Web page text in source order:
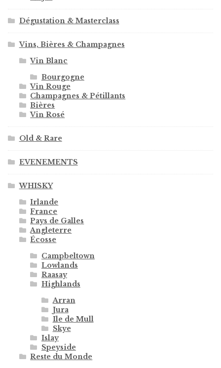
Dégustation & Masterclass
Vins, Bières & Champagnes
Vin Blanc
Bourgogne
Vin Rouge
Champagnes & Pétillants
Bières
Vin Rosé
Old & Rare
EVENEMENTS
WHISKY
Irlande
France
Pays de Galles
Angleterre
Écosse
Campbeltown
Lowlands
Raasay
Highlands
Arran
Jura
Ile de Mull
Skye
Islay
Speyside
Reste du Monde